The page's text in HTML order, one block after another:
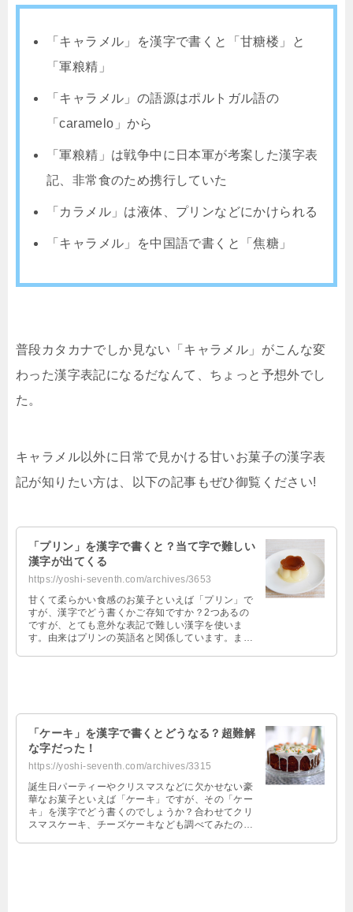
「キャラメル」を漢字で書くと「甘糖楼」と
「軍粮精」
「キャラメル」の語源はポルトガル語の
「caramelo」から
「軍粮精」は戦争中に日本軍が考案した漢字表
記、非常食のため携行していた
「カラメル」は液体、プリンなどにかけられる
「キャラメル」を中国語で書くと「焦糖」
普段カタカナでしか見ない「キャラメル」がこんな変
わった漢字表記になるだなんて、ちょっと予想外でし
た。
キャラメル以外に日常で見かける甘いお菓子の漢字表
記が知りたい方は、以下の記事もぜひ御覧ください!
「プリン」を漢字で書くと？当て字で難しい
漢字が出てくる
https://yoshi-seventh.com/archives/3653
甘くて柔らかい食感のお菓子といえば「プリン」で
すが、漢字でどう書くかご存知ですか？2つあるの
ですが、とても意外な表記で難しい漢字を使いま
す。由来はプリンの英語名と関係しています。また
「ケーキ」を漢字で書くとどうなる？超難解
な字だった！
https://yoshi-seventh.com/archives/3315
誕生日パーティーやクリスマスなどに欠かせない豪
華なお菓子といえば「ケーキ」ですが、その「ケー
キ」を漢字でどう書くのでしょうか？合わせてクリ
スマスケーキ、チーズケーキなども調べてみたの